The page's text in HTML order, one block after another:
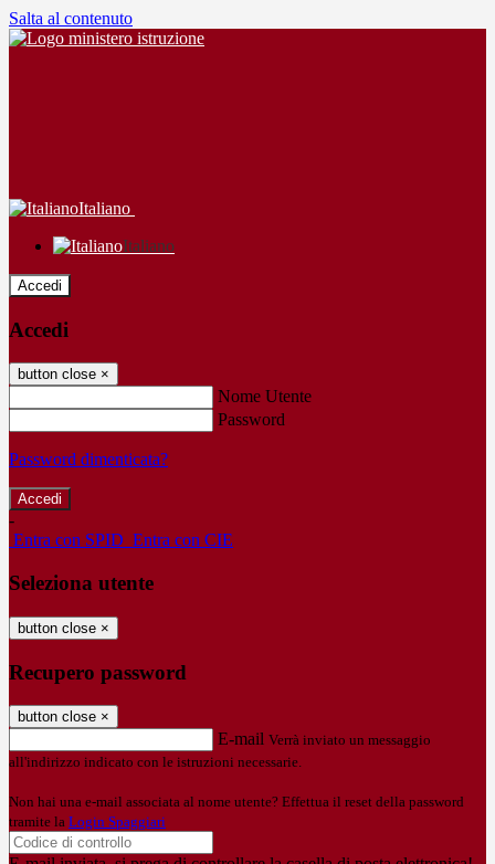
Salta al contenuto
Italiano
Italiano
Accedi
Accedi
button close ×
Nome Utente
Password
Password dimenticata?
-
Entra con SPID Entra con CIE
Seleziona utente
button close ×
Recupero password
button close ×
E-mail Verrà inviato un messaggio
all'indirizzo indicato con le istruzioni necessarie.
Non hai una e-mail associata al nome utente? Effettua il reset della password
tramite la Login Spaggiari